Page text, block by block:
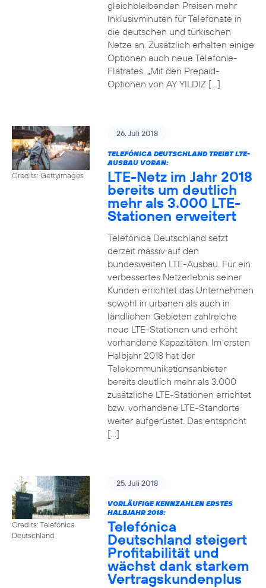
gleichbleibenden Preisen mehr
Inklusivminuten für Telefonate in
die deutschen und türkischen
Netze an. Zusätzlich erhalten einige
Optionen auch neue Telefonie-
Flatrates. „Mit den Prepaid-
Optionen von AY YILDIZ […]
Credits: Gettyimages
26. Juli 2018
TELEFÓNICA DEUTSCHLAND TREIBT LTE-
AUSBAU VORAN:
LTE-Netz im Jahr 2018
bereits um deutlich
mehr als 3.000 LTE-
Stationen erweitert
Telefónica Deutschland setzt
derzeit massiv auf den
bundesweiten LTE-Ausbau. Für ein
verbessertes Netzerlebnis seiner
Kunden errichtet das Unternehmen
sowohl in urbanen als auch in
ländlichen Gebieten zahlreiche
neue LTE-Stationen und erhöht
vorhandene Kapazitäten. Im ersten
Halbjahr 2018 hat der
Telekommunikationsanbieter
bereits deutlich mehr als 3.000
zusätzliche LTE-Stationen errichtet
bzw. vorhandene LTE-Standorte
weiter aufgerüstet. Das entspricht
[…]
Credits: Telefónica
Deutschland
25. Juli 2018
VORLÄUFIGE KENNZAHLEN ERSTES
HALBJAHR 2018:
Telefónica
Deutschland steigert
Profitabilität und
wächst dank starkem
Vertragskundenplus